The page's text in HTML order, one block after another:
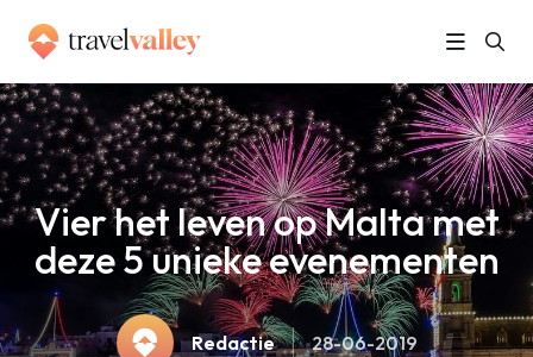
Home » Vier het leven op Malta met deze 5 unieke evenementen
Vier het leven op Malta met
deze 5 unieke evenementen
Redactie 28-06-2019